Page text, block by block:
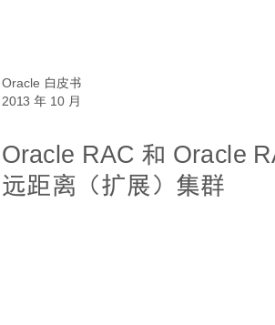
Oracle 白皮书
2013 年 10 月
Oracle RAC 和 Oracl e
远距离（扩展）集群